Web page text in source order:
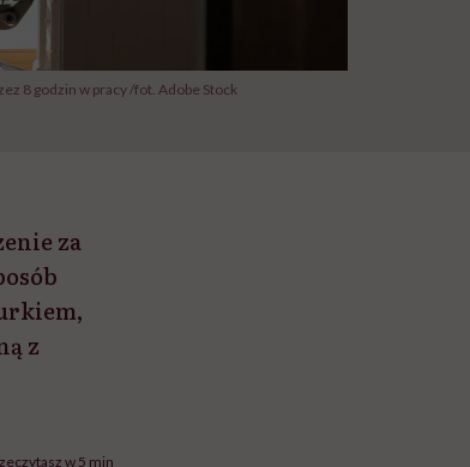
8 godzin w pracy /fot. Adobe Stock
za
z
w 5 min